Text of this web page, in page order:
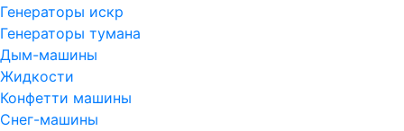
Генераторы искр
Генераторы тумана
Дым-машины
Жидкости
Конфетти машины
Снег-машины